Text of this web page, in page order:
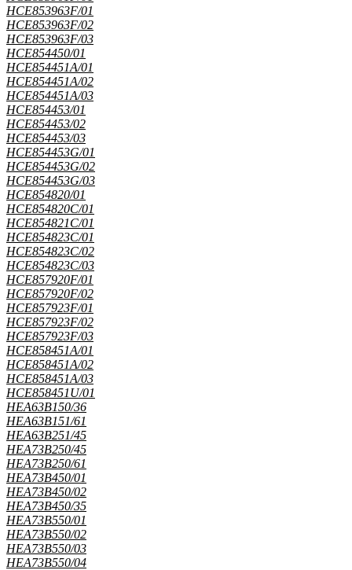
HCE853963F/01
HCE853963F/02
HCE853963F/03
HCE854450/01
HCE854451A/01
HCE854451A/02
HCE854451A/03
HCE854453/01
HCE854453/02
HCE854453/03
HCE854453G/01
HCE854453G/02
HCE854453G/03
HCE854820/01
HCE854820C/01
HCE854821C/01
HCE854823C/01
HCE854823C/02
HCE854823C/03
HCE857920F/01
HCE857920F/02
HCE857923F/01
HCE857923F/02
HCE857923F/03
HCE858451A/01
HCE858451A/02
HCE858451A/03
HCE858451U/01
HEA63B150/36
HEA63B151/61
HEA63B251/45
HEA73B250/45
HEA73B250/61
HEA73B450/01
HEA73B450/02
HEA73B450/35
HEA73B550/01
HEA73B550/02
HEA73B550/03
HEA73B550/04